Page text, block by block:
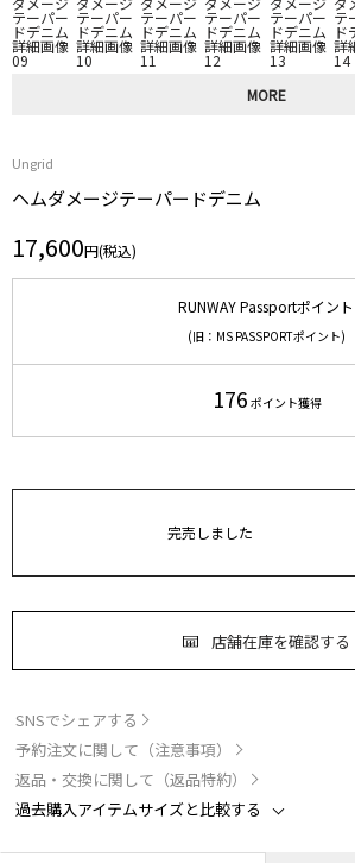
MORE
Ungrid
ヘムダメージテーパードデニム
17,600円(税込)
RUNWAY Passportポイント
(旧：MS PASSPORTポイント)
176 ポイント獲得
完売しました
店舗在庫を確認する
SNSでシェアする
予約注文に関して（注意事項）
返品・交換に関して（返品特約）
過去購入アイテムサイズと比較する